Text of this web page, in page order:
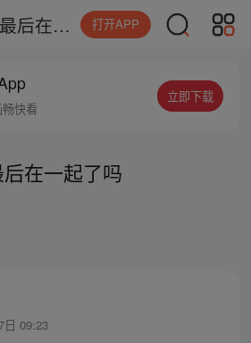
陆鸣和谢念卿最后在一起了吗 打开APP
快看
立即下载
在一起了吗
日 09:23